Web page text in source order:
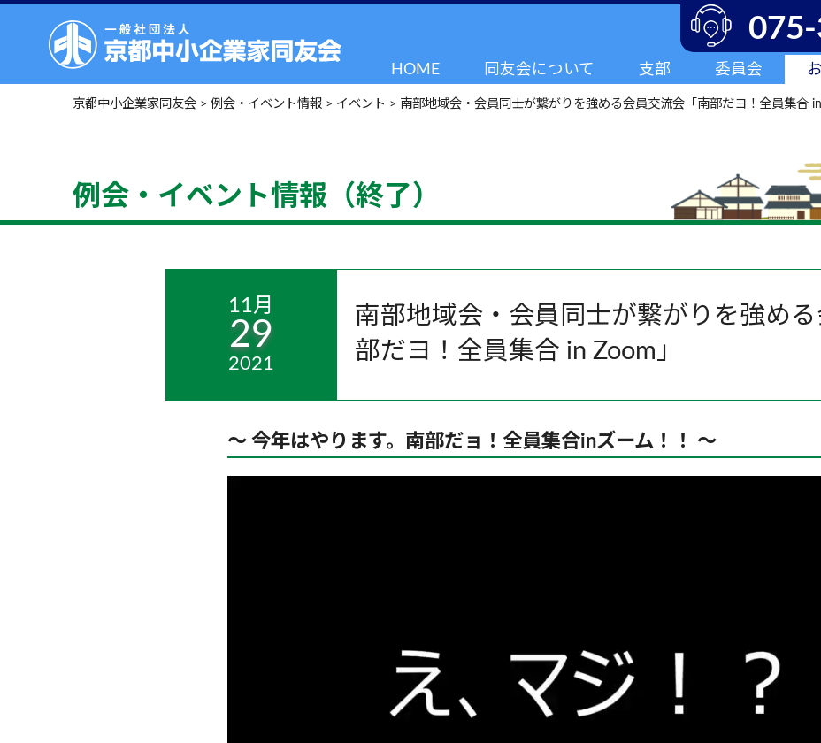
HOME 同友会について 支部 委員会
京都中小企業家同友会 > 例会・イベント情報 > イベント > 南部地域会・会員同士が繋がりを強める会員交流会「南部だヨ！全員集合 in
例会・イベント情報（終了）
11月
29
2021
南部地域会・会員同士が繋がりを強め
部だヨ！全員集合 in Zoom」
～ 今年はやります。南部だョ！全員集合inズーム！！ ～